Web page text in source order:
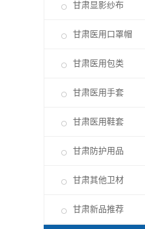
甘肃显影纱布
甘肃医用口罩帽
甘肃医用包类
甘肃医用手套
甘肃医用鞋套
甘肃防护用品
甘肃其他卫材
甘肃新品推荐